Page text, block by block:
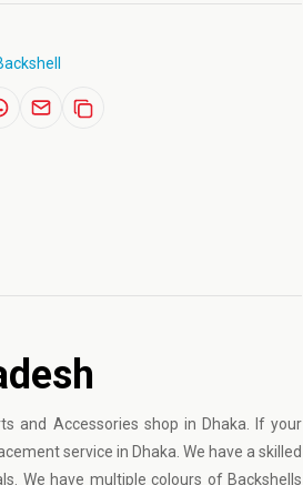
and Accessories shop in Dhaka. If your
service in Dhaka. We have a skilled
We have multiple colours of Backshells